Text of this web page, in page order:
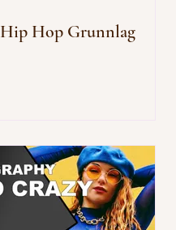
Hip Hop Grunnlag